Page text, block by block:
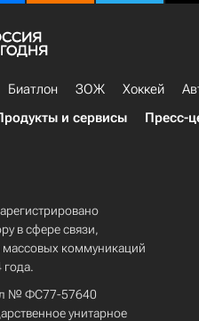
Биатлон ЗОЖ Хоккей
и сервисы Пресс-
в сфере связи,
коммуникаций
№ ФС77-57640
унитарное